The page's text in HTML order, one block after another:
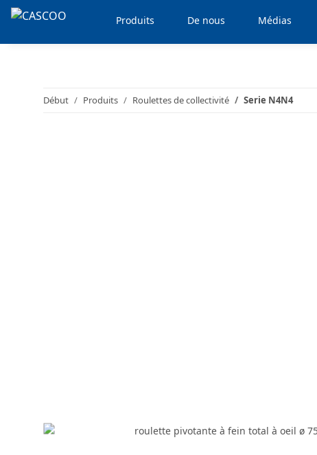
Produits De nous Médias
Début Produits Roulettes de collectivité Serie N4N4